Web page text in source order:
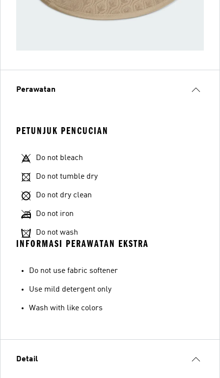
Perawatan
PETUNJUK PENCUCIAN
Do not bleach
Do not tumble dry
Do not dry clean
Do not iron
Do not wash
INFORMASI PERAWATAN EKSTRA
Do not use fabric softener
Use mild detergent only
Wash with like colors
Detail